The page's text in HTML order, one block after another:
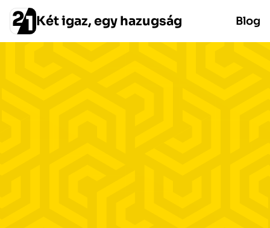
Két igaz, egy hazugság Blog